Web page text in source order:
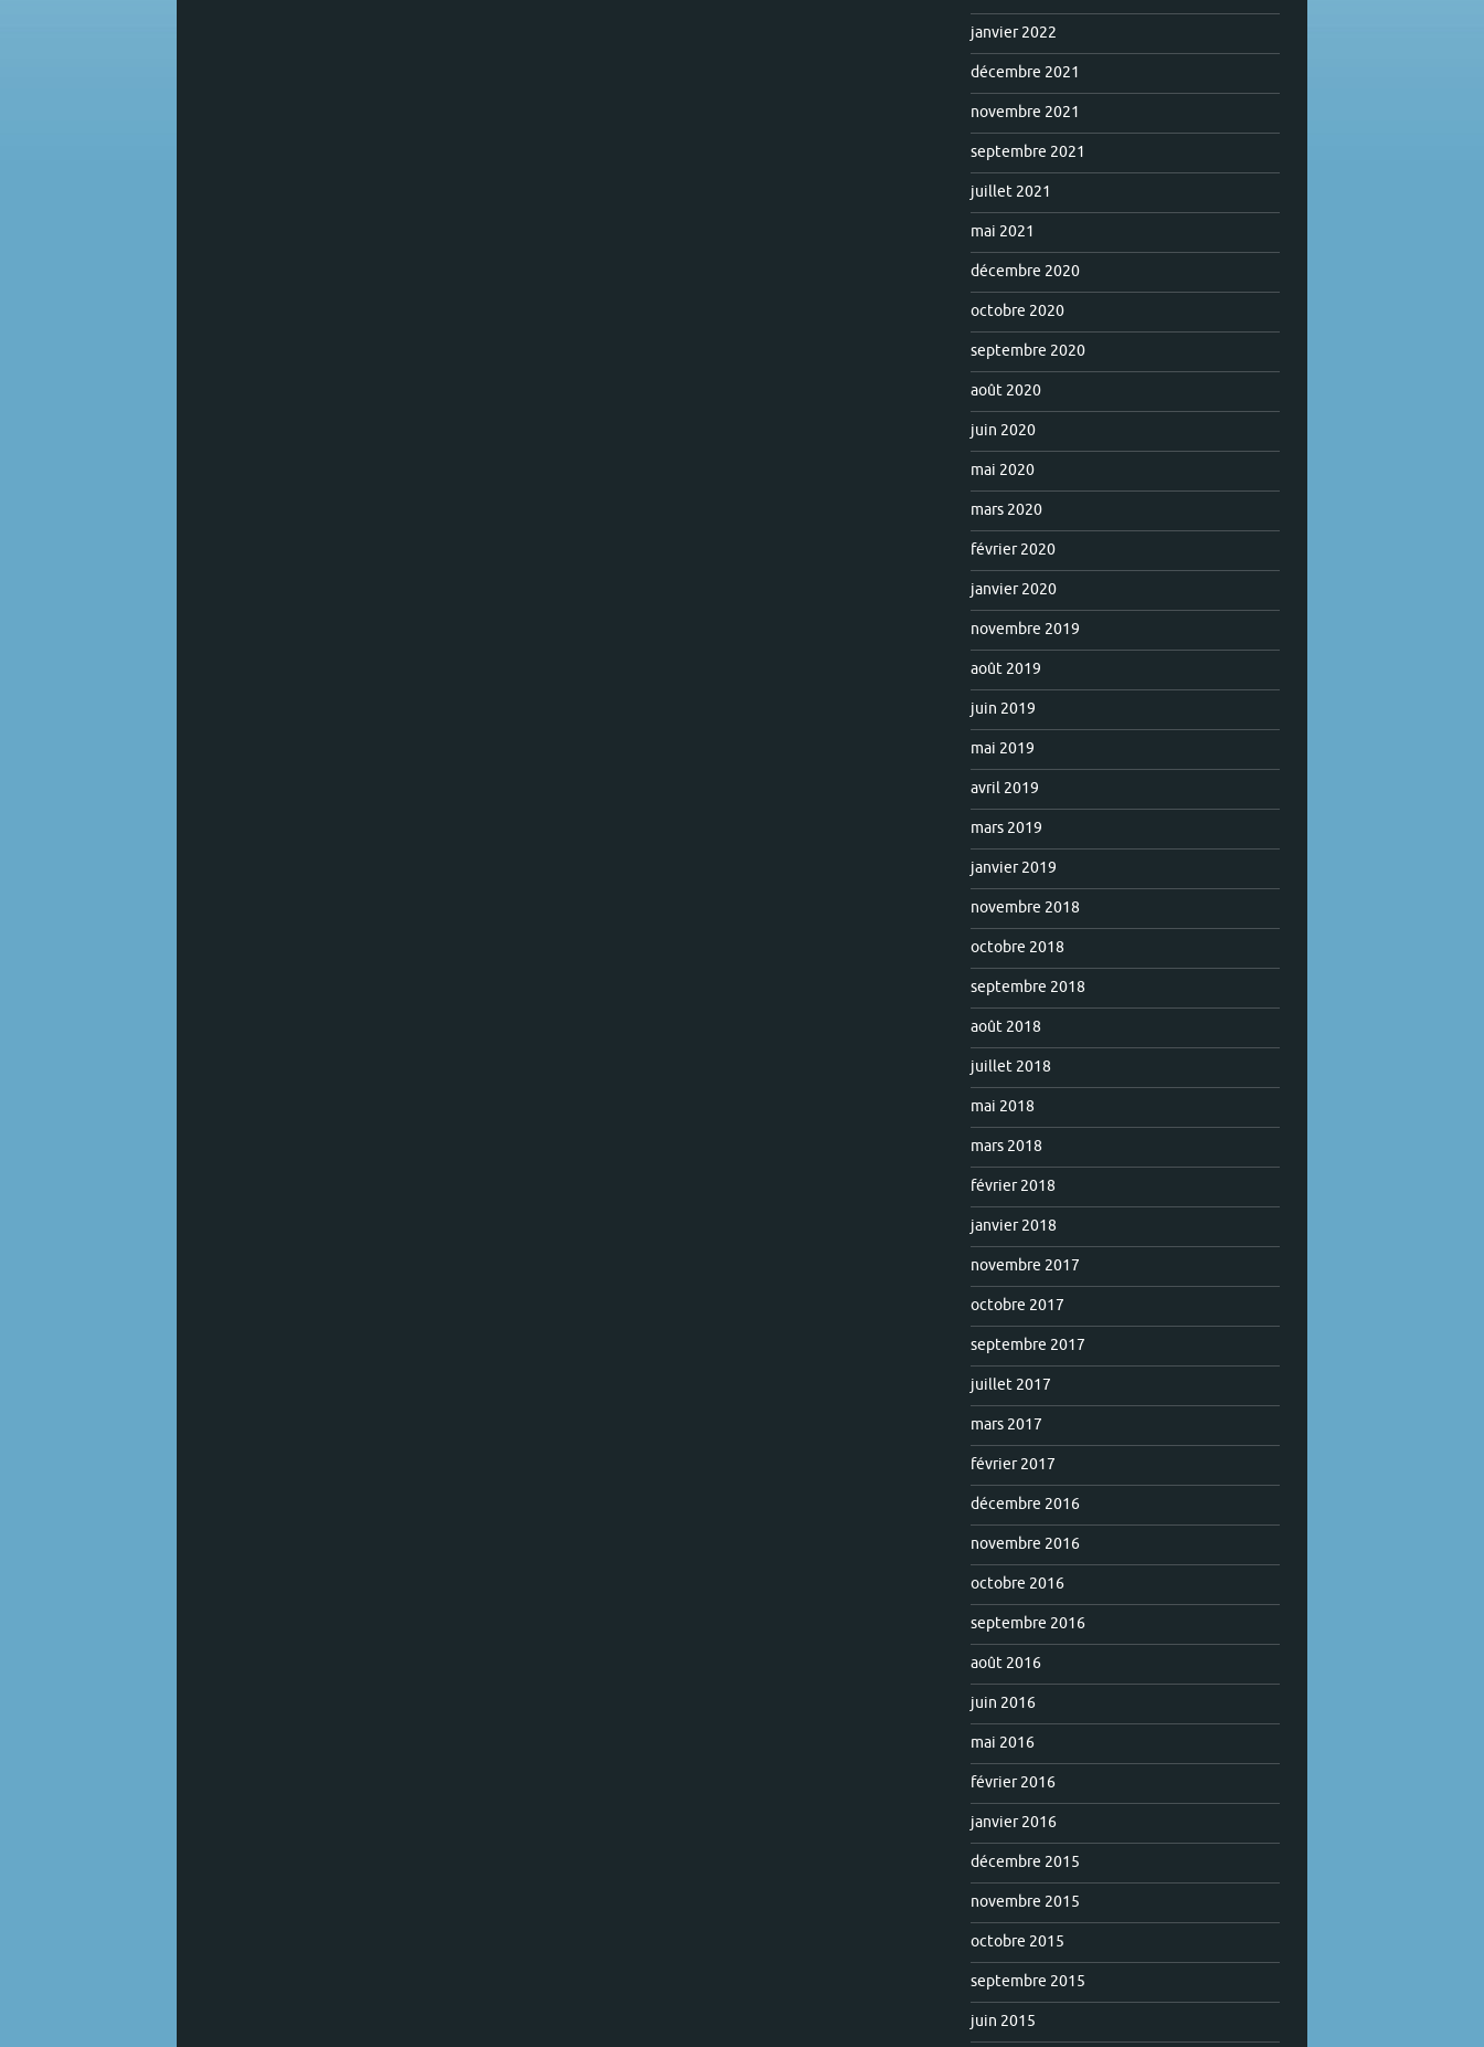
janvier 2022
décembre 2021
novembre 2021
septembre 2021
juillet 2021
mai 2021
décembre 2020
octobre 2020
septembre 2020
août 2020
juin 2020
mai 2020
mars 2020
février 2020
janvier 2020
novembre 2019
août 2019
juin 2019
mai 2019
avril 2019
mars 2019
janvier 2019
novembre 2018
octobre 2018
septembre 2018
août 2018
juillet 2018
mai 2018
mars 2018
février 2018
janvier 2018
novembre 2017
octobre 2017
septembre 2017
juillet 2017
mars 2017
février 2017
décembre 2016
novembre 2016
octobre 2016
septembre 2016
août 2016
juin 2016
mai 2016
février 2016
janvier 2016
décembre 2015
novembre 2015
octobre 2015
septembre 2015
juin 2015